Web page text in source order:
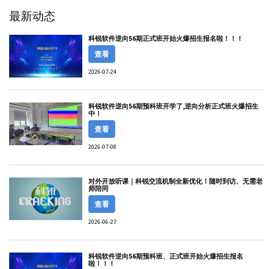
最新动态
科锐软件逆向56期正式班开始火爆招生报名啦！！！
查看
2026-07-24
科锐软件逆向56期预科班开学了,逆向分析正式班火爆招生
中！
查看
2026-07-08
对外开放听课｜科锐交流机制全新优化！随时到访、无需老
师陪同
查看
2026-06-27
科锐软件逆向56期预科班、正式班开始火爆招生报名
啦！！！